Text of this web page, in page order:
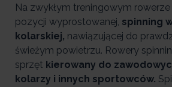
Na zwykłym treningowym
pozycji wyprostowanej, spinning
kolarskiej, nawiązującej do
świeżym powietrzu. Rowery
sprzęt kierowany do
kolarzy i innych sportowców.